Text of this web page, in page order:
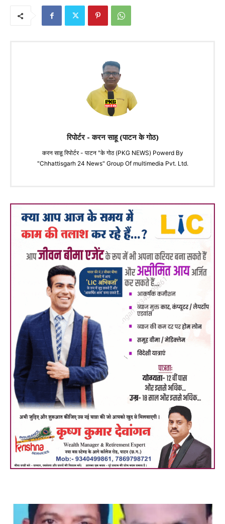
रिपोर्टर - करन साहू (पाटन के गोठ)
करन साहू रिपोर्टर - पाटन "के गोठ (PKG NEWS) Powerd By
"Chhattisgarh 24 News" Group Of multimedia Pvt. Ltd.